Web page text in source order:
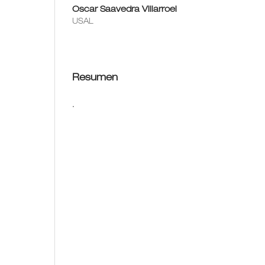
Oscar Saavedra Villarroel
USAL
Resumen
.